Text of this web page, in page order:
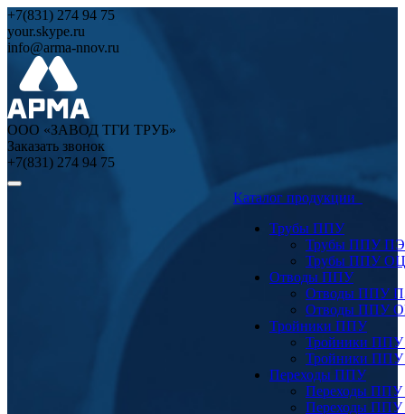
+7(831) 274 94 75
your.skype.ru
info@arma-nnov.ru
ООО «ЗАВОД ТГИ ТРУБ»
Заказать звонок
+7(831) 274 94 75
Каталог продукции
Трубы ППУ
Трубы ППУ ПЭ
Трубы ППУ ОЦ
Отводы ППУ
Отводы ППУ
Отводы ППУ
Тройники ППУ
Тройники
Тройники
Переходы ППУ
Переходы
Переходы